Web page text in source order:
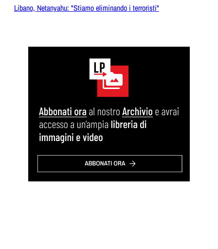
Libano, Netanyahu: "Stiamo eliminando i terroristi"